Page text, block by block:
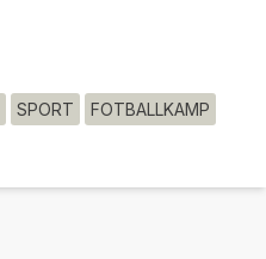
SPORT FOTBALLKAMP